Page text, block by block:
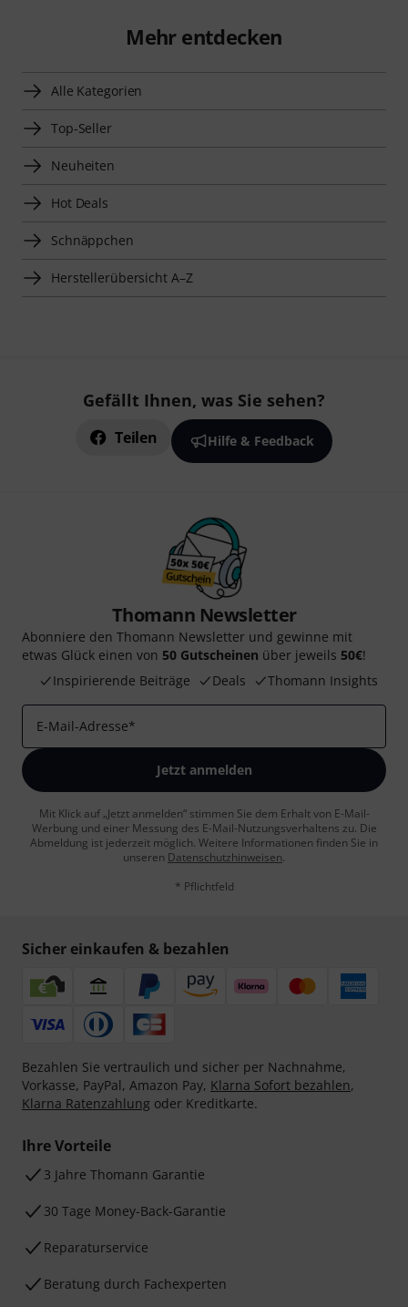
Mehr entdecken
Alle Kategorien
Top-Seller
Neuheiten
Hot Deals
Schnäppchen
Herstellerübersicht A–Z
Gefällt Ihnen, was Sie sehen?
Teilen Hilfe & Feedback
Thomann Newsletter
Abonniere den Thomann Newsletter und gewinne mit
etwas Glück einen von 50 Gutscheinen über jeweils 50€!
Inspirierende Beiträge
Deals Thomann Insights
E-Mail-Adresse*
Jetzt anmelden
Mit Klick auf „Jetzt anmelden“ stimmen Sie dem Erhalt von E-Mail-
Werbung und einer Messung des E-Mail-Nutzungsverhaltens zu. Die
Abmeldung ist jederzeit möglich. Weitere Informationen finden Sie in
unseren Datenschutzhinweisen.
* Pflichtfeld
Sicher einkaufen & bezahlen
Bezahlen Sie vertraulich und sicher per Nachnahme,
Vorkasse, PayPal, Amazon Pay, Klarna Sofort bezahlen,
Klarna Ratenzahlung oder Kreditkarte.
Ihre Vorteile
3 Jahre Thomann Garantie
30 Tage Money-Back-Garantie
Reparaturservice
Beratung durch Fachexperten